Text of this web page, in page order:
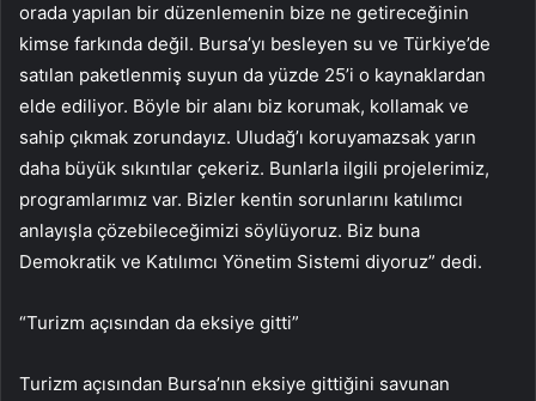
orada yapılan bir düzenlemenin bize ne getireceğinin
kimse farkında değil. Bursa’yı besleyen su ve Türkiye’de
satılan paketlenmiş suyun da yüzde 25’i o kaynaklardan
elde ediliyor. Böyle bir alanı biz korumak, kollamak ve
sahip çıkmak zorundayız. Uludağ’ı koruyamazsak yarın
daha büyük sıkıntılar çekeriz. Bunlarla ilgili projelerimiz,
programlarımız var. Bizler kentin sorunlarını katılımcı
anlayışla çözebileceğimizi söylüyoruz. Biz buna
Demokratik ve Katılımcı Yönetim Sistemi diyoruz” dedi.
“Turizm açısından da eksiye gitti”
Turizm açısından Bursa’nın eksiye gittiğini savunan